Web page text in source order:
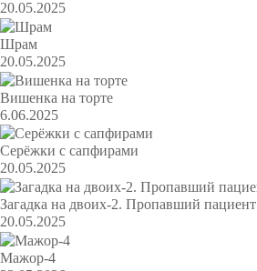
20.05.2025
Шрам
20.05.2025
Вишенка на торте
6.06.2025
Серёжки с сапфирами
20.05.2025
Загадка на двоих-2. Пропавший пациент
20.05.2025
Мажор-4